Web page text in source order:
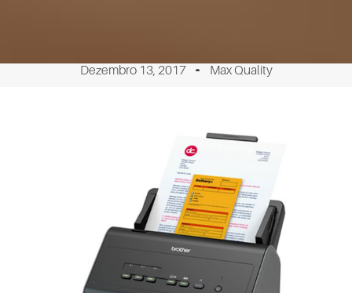
Dezembro 13, 2017 Max Quality